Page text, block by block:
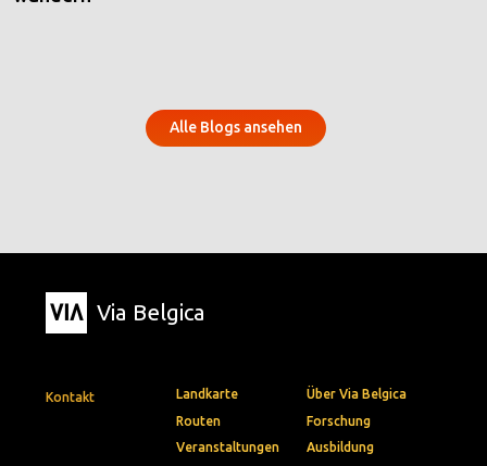
Alle Blogs ansehen
Via Belgica
Kontakt
Landkarte
Routen
Veranstaltungen
Über Via Belgica
Forschung
Ausbildung